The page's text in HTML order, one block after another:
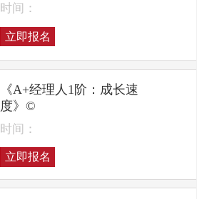
时间：
立即报名
《A+经理人1阶：成长速
度》©
时间：
立即报名